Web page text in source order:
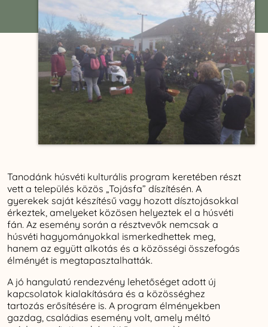
Tanodánk húsvéti kulturális program keretében részt
vett a település közös „Tojásfa” díszítésén. A
gyerekek saját készítésű vagy hozott dísztojásokkal
érkeztek, amelyeket közösen helyeztek el a húsvéti
fán. Az esemény során a résztvevők nemcsak a
húsvéti hagyományokkal ismerkedhettek meg,
hanem az együtt alkotás és a közösségi összefogás
élményét is megtapasztalhatták.
A jó hangulatú rendezvény lehetőséget adott új
kapcsolatok kialakítására és a közösséghez
tartozás erősítésére is. A program élményekben
gazdag, családias esemény volt, amely méltó